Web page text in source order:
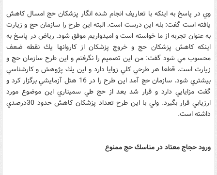
وي در پاسخ به اينكه با تعاريف انجام شده انگار پزشكان حج امسال كاهش
يافته است گفت: بله اين درست است. البته اين طرح را سازمان حج و زيارت
به عنوان تجربه از ما خواسته است و اميدواريم موفق شود. رياض در پاسخ به
اينكه كاهش پزشكان حج و خروج پزشكان از كاروانها يك نقطه ضعف
محسوب مي شود گفت: من اين تصميم را نگرفتم و اين طرح سازمان حج و
زيارت است. قطعا هر طرحي كلي زوايا دارد و اين يك پژوهش و كارشناسي
بيشتري شود. سازمان حج آمد اين طرح را در 16 هتل آزمايشي برگزار كرد و
گفت مزايايي دارد و قرار شد بعد از حج طي سميناري اين موضوع مورد
ارزيابي قرار بگيرد. ولي با اين طرح تعداد پزشكان كاهش حدود 30درصدي
داشته است.
ورود حجاج معتاد در مناسك حج ممنوع